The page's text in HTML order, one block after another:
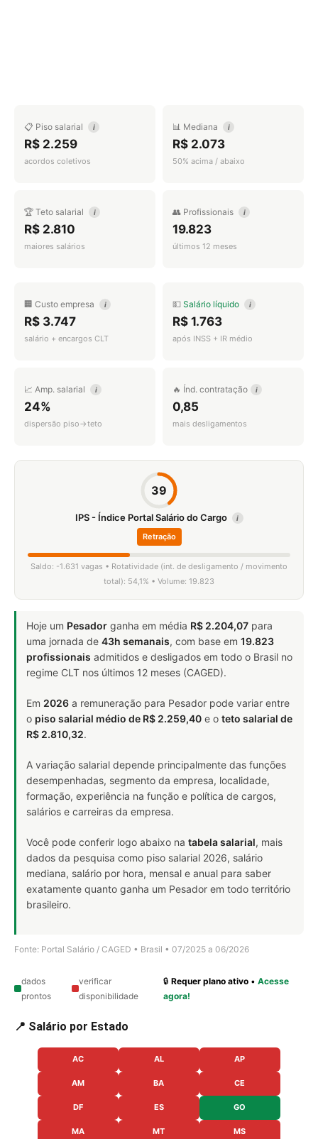
📋 Piso salarial i
R$ 2.259
acordos coletivos
📊 Mediana i
R$ 2.073
50% acima / abaixo
🏆 Teto salarial i
R$ 2.810
maiores salários
👥 Profissionais i
19.823
últimos 12 meses
🏢 Custo empresa i
R$ 3.747
salário + encargos CLT
💵 Salário líquido i
R$ 1.763
após INSS + IR médio
📈 Amp. salarial i
24%
dispersão piso→teto
🔥 Índ. contratação i
0,85
mais desligamentos
39
IPS - Índice Portal Salário do Cargo i
Retração
Saldo: -1.631 vagas • Rotatividade (int. de desligamento / movimento
total): 54,1% • Volume: 19.823
Hoje um Pesador ganha em média R$ 2.204,07 para
uma jornada de 43h semanais, com base em 19.823
profissionais admitidos e desligados em todo o Brasil no
regime CLT nos últimos 12 meses (CAGED).
Em 2026 a remuneração para Pesador pode variar entre
o piso salarial médio de R$ 2.259,40 e o teto salarial de
R$ 2.810,32.
A variação salarial depende principalmente das funções
desempenhadas, segmento da empresa, localidade,
formação, experiência na função e política de cargos,
salários e carreiras da empresa.
Você pode conferir logo abaixo na tabela salarial, mais
dados da pesquisa como piso salarial 2026, salário
mediana, salário por hora, mensal e anual para saber
exatamente quanto ganha um Pesador em todo território
brasileiro.
Fonte: Portal Salário / CAGED • Brasil • 07/2025 a 06/2026
dados
prontos
verificar
disponibilidade
🔒Requer plano ativo •Acesse
agora!
📍 Salário por Estado
AC AL AP
AM BA CE
DF ES GO
MA MT MS